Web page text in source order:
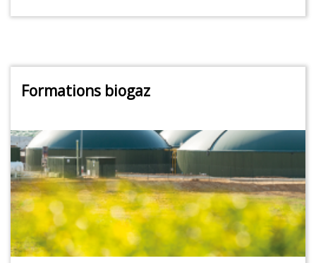
Formations biogaz